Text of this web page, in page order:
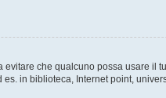
che qualcuno possa usare il
in biblioteca, Internet point,